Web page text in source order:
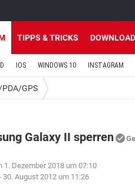
TIPPS & TRICKS
IOS WINDOWS 10 INSTAGRAM
GPS
Galaxy II sperren
1. Dezember 2018 um 07:10
30. August 2012 um 11:26